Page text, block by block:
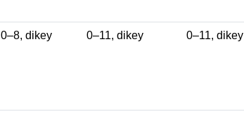
0–8, dikey 0–11, dikey 0–11, dikey